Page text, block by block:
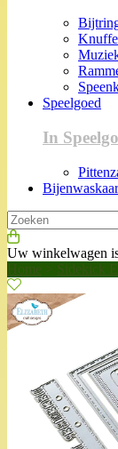
Speelgoed
In
Uw winkelwagen
Home
Sidekick